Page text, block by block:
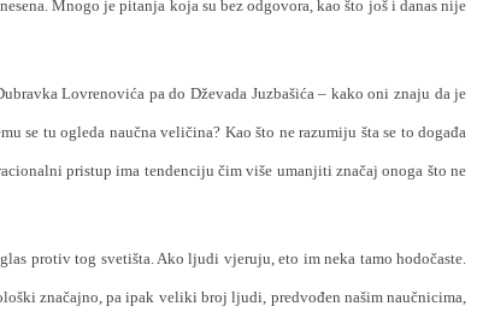
Mnogo je pitanja koja su bez odgovora, kao što još i danas nije
Lovrenovića pa do Dževada Juzbašića – kako oni znaju da je
se tu ogleda naučna veličina? Kao što ne razumiju šta se to događa
pristup ima tendenciju čim više umanjiti značaj onoga što ne
protiv tog svetišta. Ako ljudi vjeruju, eto im neka tamo hodočaste.
značajno, pa ipak veliki broj ljudi, predvođen našim naučnicima,